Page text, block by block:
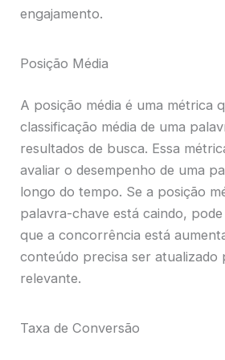
engajamento.
Posição Média
A posição média é uma métrica
classificação média de uma
resultados de busca. Essa
avaliar o desempenho de uma
longo do tempo. Se a posição
palavra-chave está caindo,
que a concorrência está
conteúdo precisa ser atualizado
relevante.
Taxa de Conversão